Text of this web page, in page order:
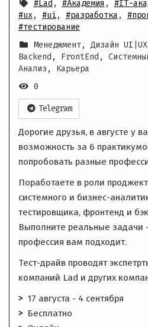
#Lad , #Академия , #IT-
#ux, #ui, #разработка ,
#тестирование
Менеджмент, Дизайн
Backend, FrontEnd,
Анализ, Карьера
0
Telegram
Дорогие друзья, в августе у
возможность за 6
попробовать разные
Поработаете в роли
системного и бизнес-
тестировщика, фронтенд и
Выполните реальные задачи
профессия вам подходит.
Тест-драйв проводят
компаний Lad и других
17 августа - 4 сентября
Бесплатно